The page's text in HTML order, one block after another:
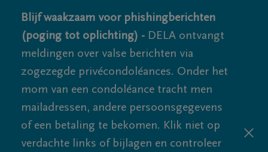
Blijf waakzaam voor phishingberichten
(poging tot oplichting) - DELA ontvangt
meldingen over valse berichten via
zogezegde privécondoléances. Onder het
mom van een condoléance tracht men
mailadressen, andere persoonsgegevens
of een betaling te bekomen. Klik niet op
verdachte links of bijlagen en controleer